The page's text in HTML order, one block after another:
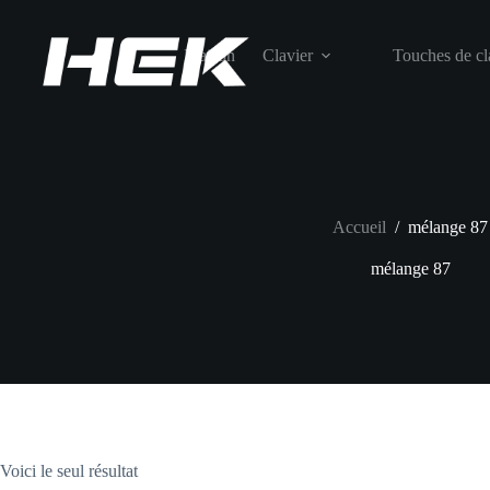
Maison Clavier Touches de
Accueil / mélange 87
mélange 87
Voici le seul résultat